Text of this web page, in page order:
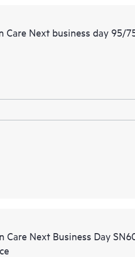
Care Next business day 95/
Care Next Business Day